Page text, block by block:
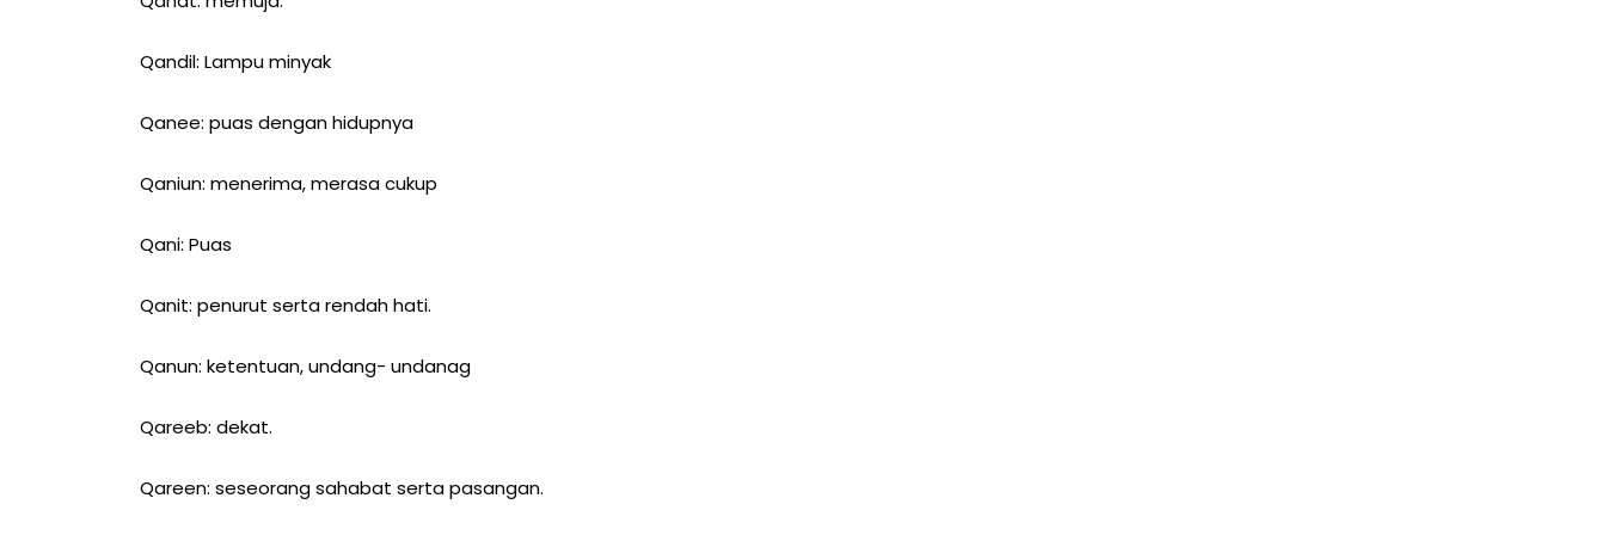
Qandil: Lampu minyak
Qanee: puas dengan hidupnya
Qaniun: menerima, merasa cukup
Qani: Puas
Qanit: penurut serta rendah hati.
Qanun: ketentuan, undang- undanag
Qareeb: dekat.
Qareen: seseorang sahabat serta pasangan.